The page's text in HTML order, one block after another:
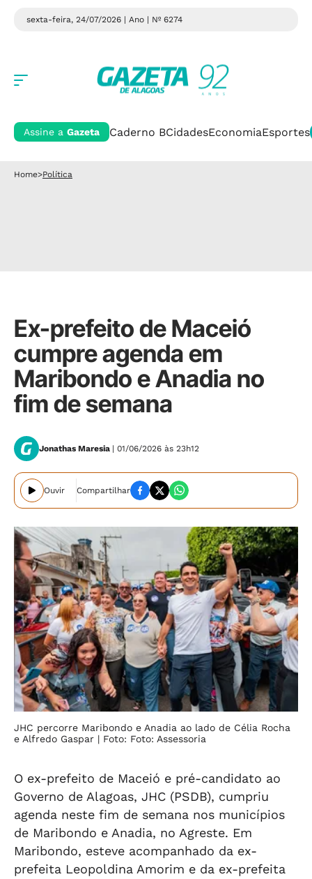
sexta-feira, 24/07/2026 | Ano | Nº 6274
Assine a Gazeta Caderno BCidadesEconomiaEsportes
Home>Política
Ex-prefeito de Maceió
cumpre agenda em
Maribondo e Anadia no
fim de semana
Jonathas Maresia | 01/06/2026 às 23h12
Ouvir Compartilhar
JHC percorre Maribondo e Anadia ao lado de Célia Rocha
e Alfredo Gaspar | Foto: Foto: Assessoria
O ex-prefeito de Maceió e pré-candidato ao
Governo de Alagoas, JHC (PSDB), cumpriu
agenda neste fim de semana nos municípios
de Maribondo e Anadia, no Agreste. Em
Maribondo, esteve acompanhado da ex-
prefeita Leopoldina Amorim e da ex-prefeita